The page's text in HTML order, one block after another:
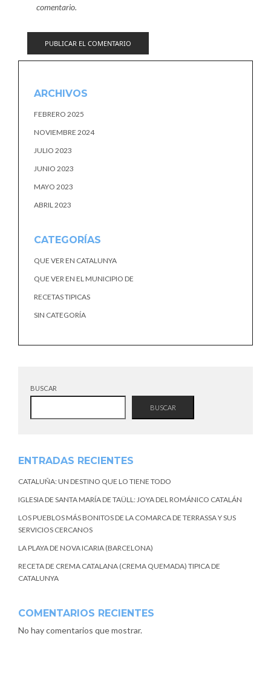
comentario.
ARCHIVOS
FEBRERO 2025
NOVIEMBRE 2024
JULIO 2023
JUNIO 2023
MAYO 2023
ABRIL 2023
CATEGORÍAS
QUE VER EN CATALUNYA
QUE VER EN EL MUNICIPIO DE
RECETAS TIPICAS
SIN CATEGORÍA
BUSCAR
BUSCAR
ENTRADAS RECIENTES
CATALUÑA: UN DESTINO QUE LO TIENE TODO
IGLESIA DE SANTA MARÍA DE TAÜLL: JOYA DEL ROMÁNICO CATALÁN
LOS PUEBLOS MÁS BONITOS DE LA COMARCA DE TERRASSA Y SUS
SERVICIOS CERCANOS
LA PLAYA DE NOVA ICARIA (BARCELONA)
RECETA DE CREMA CATALANA (CREMA QUEMADA) TIPICA DE
CATALUNYA
COMENTARIOS RECIENTES
No hay comentarios que mostrar.